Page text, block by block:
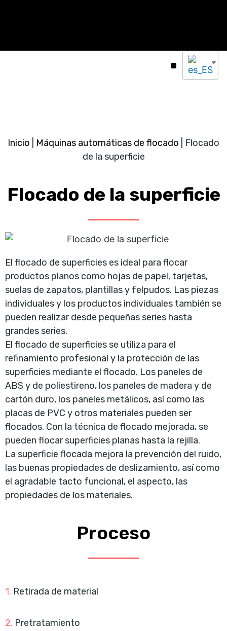
Inicio Máquinas automáticas de flocado
Flocado
de la superficie
Flocado de la superficie
El flocado de superficies es ideal para flocar
productos planos como hojas de papel, tarjetas,
suelas de zapatos, plantillas y felpudos. Las piezas
individuales y los productos individuales también se
pueden realizar desde pequeñas series hasta
grandes series.
El flocado de superficies se utiliza para el
refinamiento profesional y la protección de las
superficies mediante el flocado. Los paneles de
ABS y de poliestireno, los paneles de madera y de
cartón duro, los paneles metálicos, así como las
placas de PVC y otros materiales pueden ser
flocados. Con la técnica de flocado mejorada, se
pueden flocar superficies planas hasta la rejilla.
La superficie flocada mejora la prevención del ruido,
las buenas propiedades de deslizamiento, así como
el agradable tacto funcional, el aspecto, las
propiedades de los materiales.
Proceso
1. Retirada de material
2. Pretratamiento